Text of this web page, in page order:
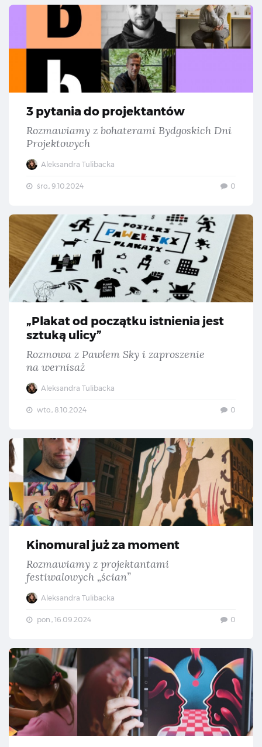
3 pytania do projektantów
Rozmawiamy z bohaterami Bydgoskich Dni
Projektowych
Aleksandra Tulibacka
śro., 9.10.2024 0
„Plakat od początku istnienia jest
sztuką ulicy”
Rozmowa z Pawłem Sky i zaproszenie
na wernisaż
Aleksandra Tulibacka
wto., 8.10.2024 0
Kinomural już za moment
Rozmawiamy z projektantami
festiwalowych „ścian”
Aleksandra Tulibacka
pon., 16.09.2024 0